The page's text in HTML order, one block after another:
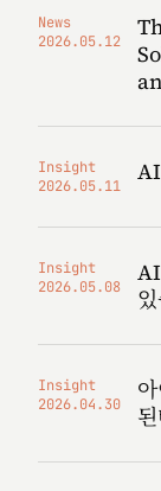
News
2026.05.12
Insight
2026.05.11
Insight
2026.05.08
Insight
2026.04.30